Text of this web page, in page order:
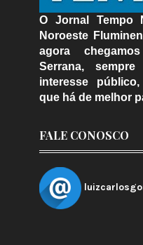
O Jornal Tempo
Noroeste
agora
Serrana,
interesse
que há de melhor
FALE CONOSCO